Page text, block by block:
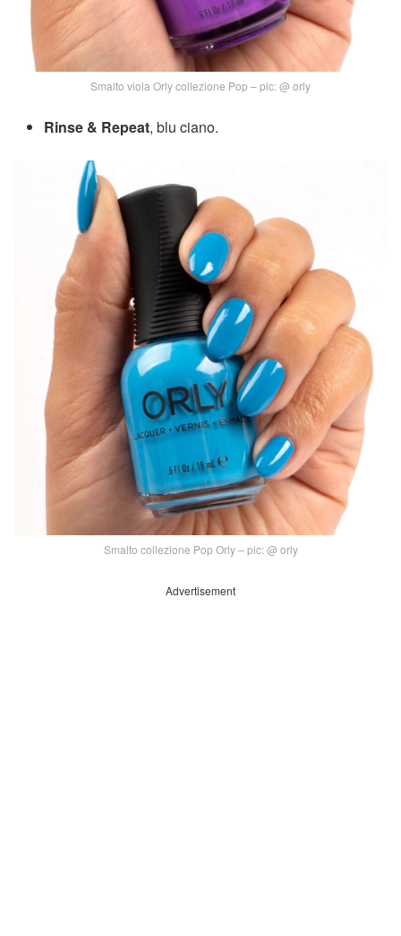
Smalto viola Orly collezione Pop – pic: @ orly
Rinse & Repeat, blu ciano.
Smalto collezione Pop Orly – pic: @ orly
Advertisement